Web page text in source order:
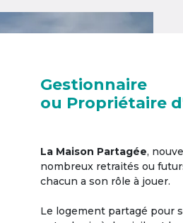
Gestionnaire
ou Propriétaire
La Maison Partagée,
nombreux retraités ou
chacun a son rôle à jouer.
Le logement partagé pour